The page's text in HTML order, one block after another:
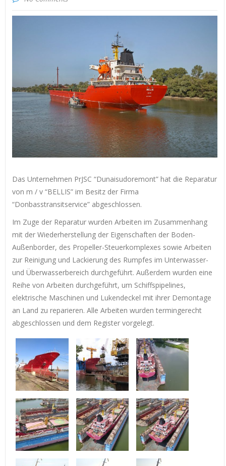
Das Unternehmen PrJSC “Dunaisudoremont” hat die Reparatur
von m / v “BELLIS” im Besitz der Firma
“Donbasstransitservice” abgeschlossen.
Im Zuge der Reparatur wurden Arbeiten im Zusammenhang
mit der Wiederherstellung der Eigenschaften der Boden-
Außenborder, des Propeller-Steuerkomplexes sowie Arbeiten
zur Reinigung und Lackierung des Rumpfes im Unterwasser-
und Überwasserbereich durchgeführt. Außerdem wurden eine
Reihe von Arbeiten durchgeführt, um Schiffspipelines,
elektrische Maschinen und Lukendeckel mit ihrer Demontage
an Land zu reparieren. Alle Arbeiten wurden termingerecht
abgeschlossen und dem Register vorgelegt.